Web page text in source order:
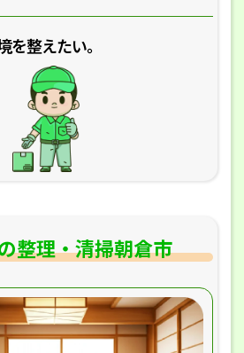
を整えたい｡
整理・清掃朝倉市